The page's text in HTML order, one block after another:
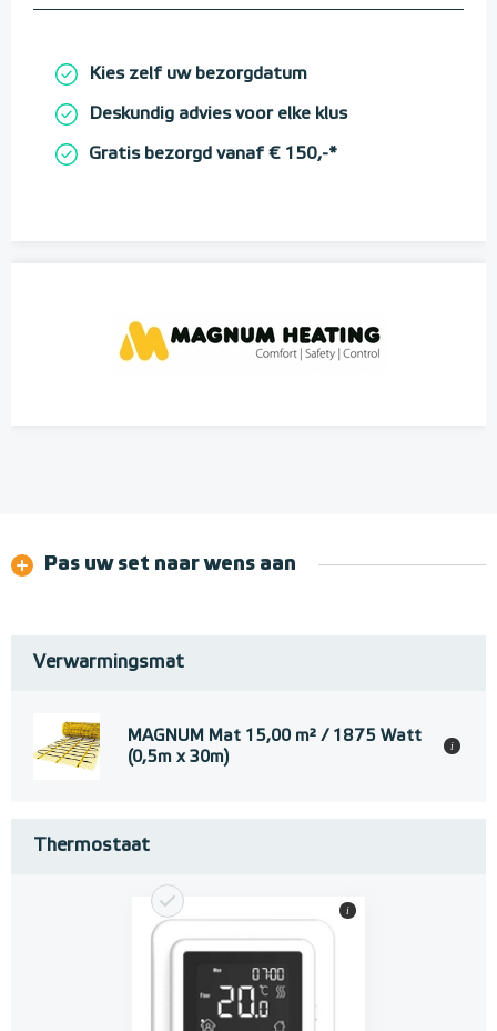
Kies zelf uw bezorgdatum
Deskundig advies voor elke klus
Gratis bezorgd vanaf € 150,-*
Pas uw set naar wens aan
Verwarmingsmat
MAGNUM Mat 15,00 m² / 1875 Watt
(0,5m x 30m)
i
Thermostaat
i